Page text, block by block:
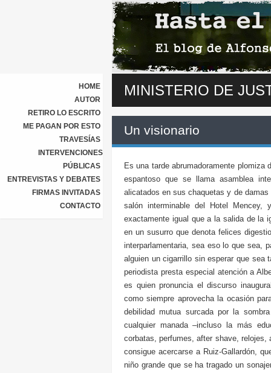
HOME
AUTOR
RETIRO LO ESCRITO
ME PAGAN POR ESTO
TRAVESÍAS
INTERVENCIONES
PÚBLICAS
ENTREVISTAS Y DEBATES
FIRMAS INVITADAS
CONTACTO
MINISTERIO DE
Un visionario
Es una tarde abrumadoramente
espantoso que se llama asamblea
alicatados en sus chaquetas y de
salón interminable del Hotel Mencey,
exactamente igual que a la salida de la
en un susurro que denota felices
interparlamentaria, sea eso lo que sea,
alguien un cigarrillo sin esperar que sea
periodista presta especial atención a
es quien pronuncia el discurso
como siempre aprovecha la ocasión
debilidad mutua surcada por la
cualquier manada –incluso la más
corbatas, perfumes, after shave,
consigue acercarse a Ruiz-Gallardón,
niño grande que se ha tragado un